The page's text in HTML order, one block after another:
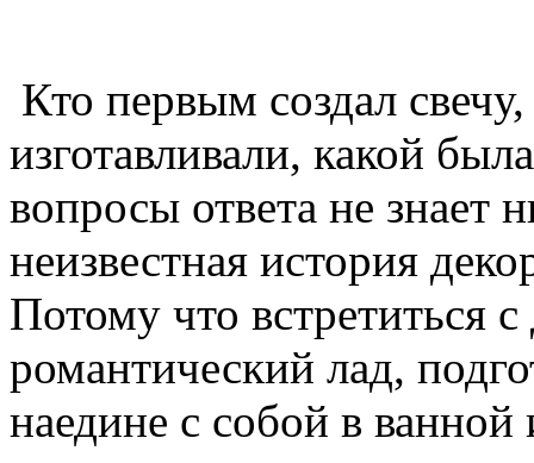
Кто первым создал
изготавливали, какой
вопросы ответа не знает
неизвестная история
Потому что встретиться
романтический лад,
наедине с собой в